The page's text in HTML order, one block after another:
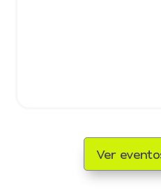
Ver